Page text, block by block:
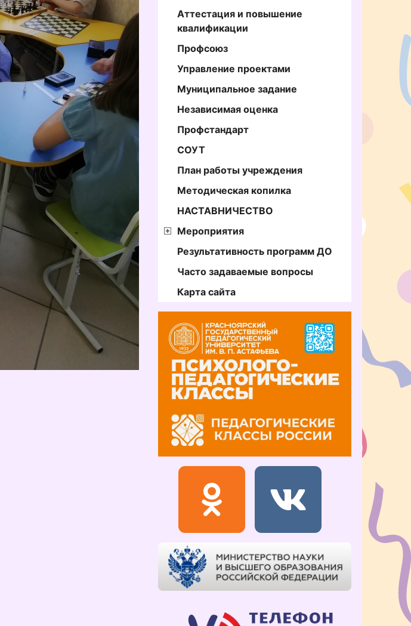
Аттестация и повышение
квалификации
Профсоюз
Управление проектами
Муниципальное задание
Независимая оценка
Профстандарт
СОУТ
План работы учреждения
Методическая копилка
НАСТАВНИЧЕСТВО
Мероприятия
Результативность программ ДО
Часто задаваемые вопросы
Карта сайта